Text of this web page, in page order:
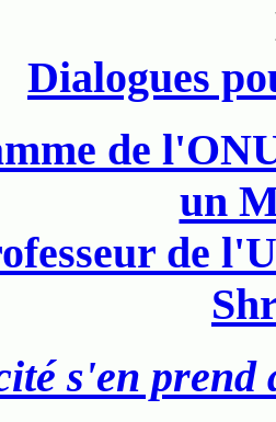
Dialogues
de
un
de
s'en prend